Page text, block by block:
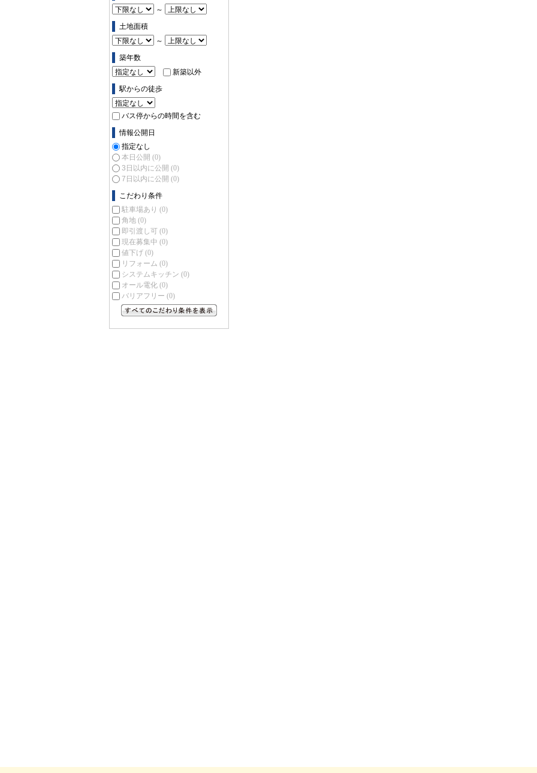
～
土地面積
～
築年数
新築以外
駅からの徒歩
バス停からの時間を含む
情報公開日
指定なし
本日公開 (0)
3日以内に公開 (0)
7日以内に公開 (0)
こだわり条件
駐車場あり (0)
角地 (0)
即引渡し可 (0)
現在募集中 (0)
値下げ (0)
リフォーム (0)
システムキッチン (0)
オール電化 (0)
バリアフリー (0)